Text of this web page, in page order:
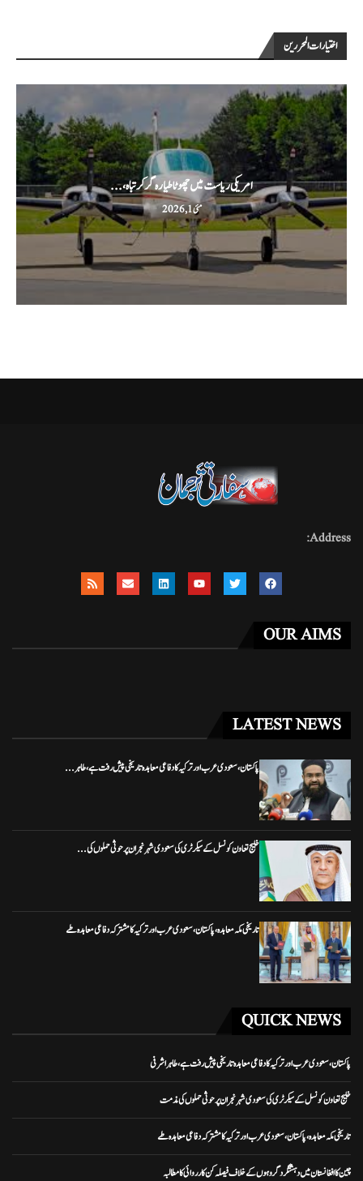
اختيارات المحررين
امریکی ریاست میں چھوٹا طیارہ گر کر تباہ،...
مئی 1, 2026
Address:
OUR AIMS
LATEST NEWS
پاکستان، سعودی عرب اور ترکیہ کا دفاعی معاہدہ تاریخی پیش رفت ہے، طاہر...
خلیج تعاون کونسل کے سیکرٹری کی سعودی شہر نجران پر حوثی حملوں کی...
تاریخی مکہ معاہدہ، پاکستان، سعودی عرب اور ترکیہ کا مشترکہ دفاعی معاہدہ طے
QUICK NEWS
پاکستان، سعودی عرب اور ترکیہ کا دفاعی معاہدہ تاریخی پیش رفت ہے، طاہر اشرفی
خلیج تعاون کونسل کے سیکرٹری کی سعودی شہر نجران پر حوثی حملوں کی مذمت
تاریخی مکہ معاہدہ، پاکستان، سعودی عرب اور ترکیہ کا مشترکہ دفاعی معاہدہ طے
چین کا افغانستان میں دہشتگرد گروہوں کے خلاف فیصلہ کن کارروائی کا مطالبہ